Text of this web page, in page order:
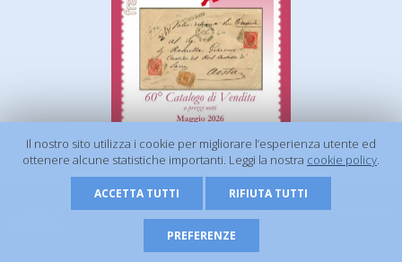
© 2026 - 3 FIL s.r.l. | P.Iva 01506920675 |Privacy Policy|Cookie Policy| Powered by
Il nostro sito utilizza i cookie per migliorare l’esperienza utente ed
ottenere alcune statistiche importanti. Leggi la nostra cookie policy.
ACCETTA TUTTI RIFIUTA TUTTI
PREFERENZE